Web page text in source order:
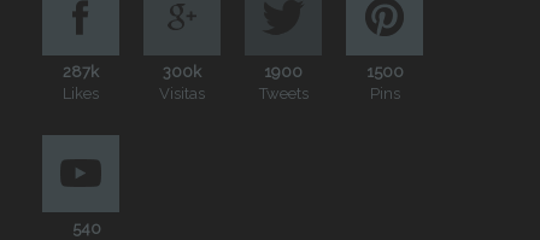
287k
Likes
300k
Visitas
1900
Tweets
1500
Pins
540